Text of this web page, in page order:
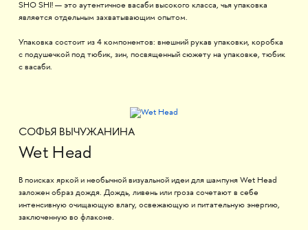
SHO SHI! ­— это аутентичное васаби высокого класса, чья упаковка
является отдельным захватывающим опытом.
Упаковка состоит из 4 компонентов: внешний рукав упаковки, коробка
с подушечкой под тюбик, зин, посвященный сюжету на упаковке, тюбик
с васаби.
СОФЬЯ ВЫЧУЖАНИНА
Wet Head
В поисках яркой и необычной визуальной идеи для шампуня Wet Head
заложен образ дождя. Дождь, ливень или гроза сочетают в себе
интенсивную очищающую влагу, освежающую и питательную энергию,
заключенную во флаконе.